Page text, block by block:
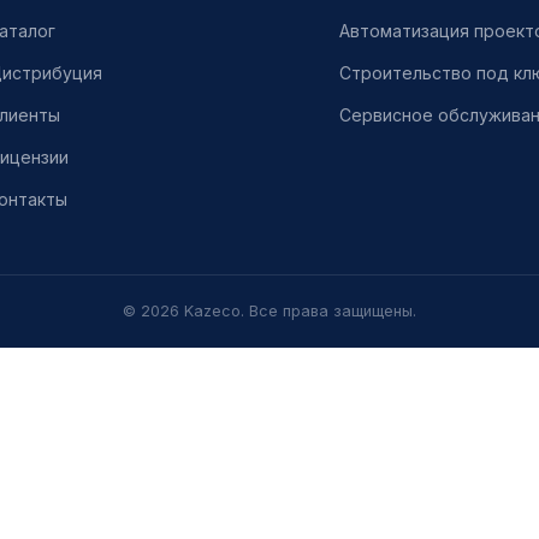
Автоматизация
Строительство под
Сервисное
© 2026 Kazeco. Все права защищены.